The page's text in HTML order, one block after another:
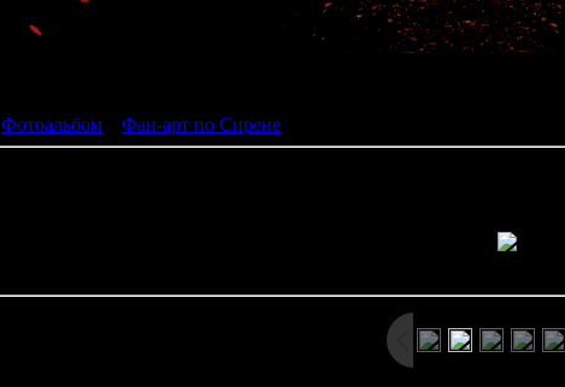
Фотоальбом Фан-арт по Сирене